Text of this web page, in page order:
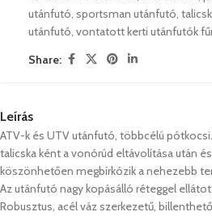
utánfutó, sportsman utánfutó,
utánfutó, vontatott kerti utánfutók
Share:
Leírás
ATV-k és UTV utánfutó, többcélú
talicska ként a vonórúd eltávolítása után
köszönhetően megbírkózik a nehezebb
Az utánfutó nagy kopásálló réteggel
Robusztus, acél váz szerkezetű,